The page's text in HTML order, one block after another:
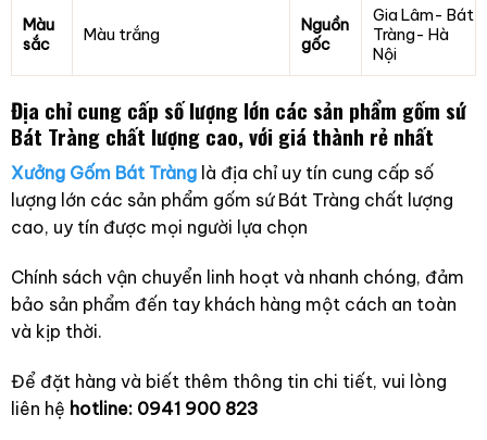
Màu
sắc
Màu trắng
Nguồn
gốc
Gia Lâm- Bát
Tràng- Hà
Nội
Địa chỉ cung cấp số lượng lớn các sản phẩm gốm sứ
Bát Tràng chất lượng cao, với giá thành rẻ nhất
Xưởng Gốm Bát Trànglà địa chỉ uy tín cung cấp số
lượng lớn các sản phẩm gốm sứ Bát Tràng chất lượng
cao, uy tín được mọi người lựa chọn
Chính sách vận chuyển linh hoạt và nhanh chóng, đảm
bảo sản phẩm đến tay khách hàng một cách an toàn
và kịp thời.
Để đặt hàng và biết thêm thông tin chi tiết, vui lòng
liên hệ hotline: 0941 900 823